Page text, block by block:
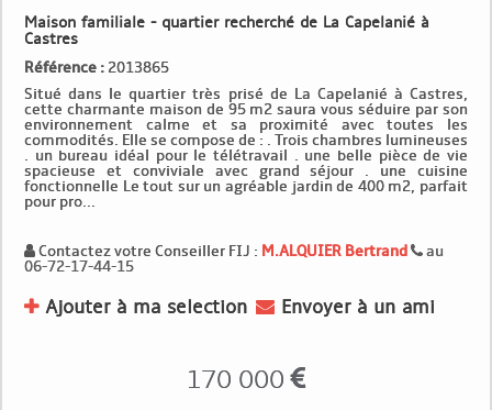
Maison familiale - quartier recherché de La Capelanié à
Castres
Référence : 2013865
Situé dans le quartier très prisé de La Capelanié à Castres,
cette charmante maison de 95 m2 saura vous séduire par son
environnement calme et sa proximité avec toutes les
commodités. Elle se compose de : . Trois chambres lumineuses
. un bureau idéal pour le télétravail . une belle pièce de vie
spacieuse et conviviale avec grand séjour . une cuisine
fonctionnelle Le tout sur un agréable jardin de 400 m2, parfait
pour pro...
Contactez votre Conseiller FIJ : M.ALQUIER Bertrand
au
06-72-17-44-15
Ajouter à ma selection Envoyer à un ami
170 000